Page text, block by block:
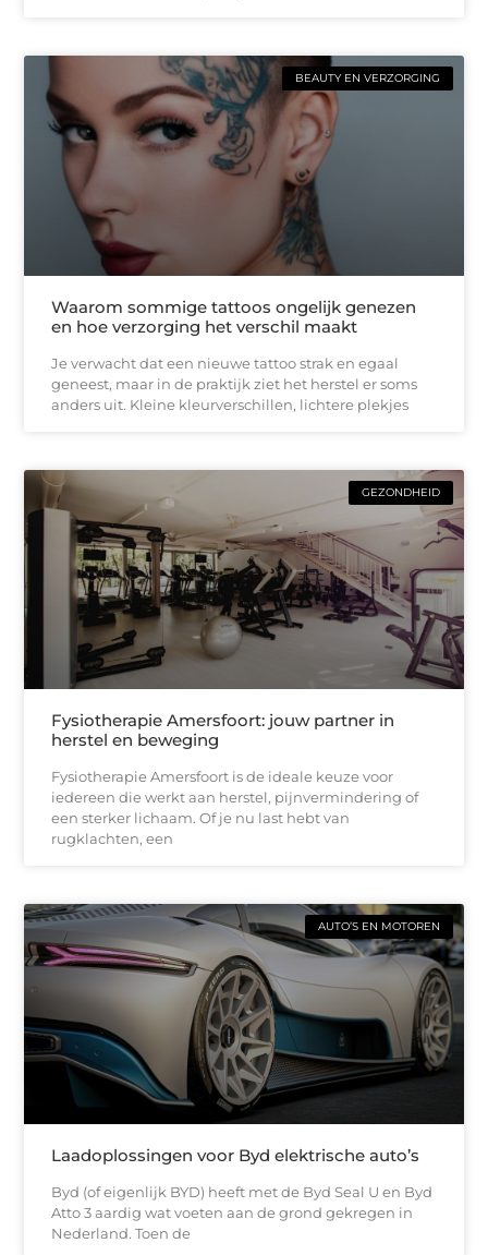
BEAUTY EN VERZORGING
Waarom sommige tattoos ongelijk genezen
en hoe verzorging het verschil maakt
Je verwacht dat een nieuwe tattoo strak en egaal
geneest, maar in de praktijk ziet het herstel er soms
anders uit. Kleine kleurverschillen, lichtere plekjes
GEZONDHEID
Fysiotherapie Amersfoort: jouw partner in
herstel en beweging
Fysiotherapie Amersfoort is de ideale keuze voor
iedereen die werkt aan herstel, pijnvermindering of
een sterker lichaam. Of je nu last hebt van
rugklachten, een
AUTO’S EN MOTOREN
Laadoplossingen voor Byd elektrische auto’s
Byd (of eigenlijk BYD) heeft met de Byd Seal U en Byd
Atto 3 aardig wat voeten aan de grond gekregen in
Nederland. Toen de